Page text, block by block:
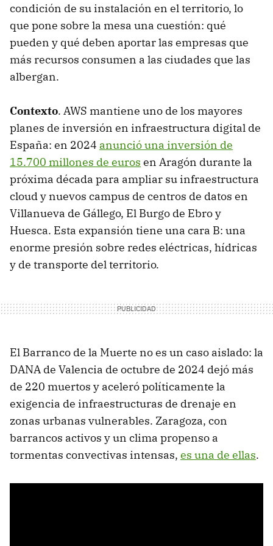
condición de su instalación en el territorio, lo
que pone sobre la mesa una cuestión: qué
pueden y qué deben aportar las empresas que
más recursos consumen a las ciudades que las
albergan.
Contexto. AWS mantiene uno de los mayores
planes de inversión en infraestructura digital de
España: en 2024 anunció una inversión de
15.700 millones de euros en Aragón durante la
próxima década para ampliar su infraestructura
cloud y nuevos campus de centros de datos en
Villanueva de Gállego, El Burgo de Ebro y
Huesca. Esta expansión tiene una cara B: una
enorme presión sobre redes eléctricas, hídricas
y de transporte del territorio.
El Barranco de la Muerte no es un caso aislado: la
DANA de Valencia de octubre de 2024 dejó más
de 220 muertos y aceleró políticamente la
exigencia de infraestructuras de drenaje en
zonas urbanas vulnerables. Zaragoza, con
barrancos activos y un clima propenso a
tormentas convectivas intensas, es una de ellas.